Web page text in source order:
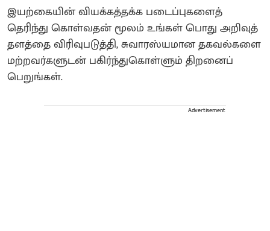
இயற்கையின் வியக்கத்தக்க படைப்புகளைத்
தெரிந்து கொள்வதன் மூலம் உங்கள் பொது அறிவுத்
தளத்தை விரிவுபடுத்தி, சுவாரஸ்யமான தகவல்களை
மற்றவர்களுடன் பகிர்ந்துகொள்ளும் திறனைப்
பெறுங்கள்.
Advertisement